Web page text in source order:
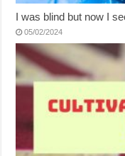
I was blind but now I
05/02/2024